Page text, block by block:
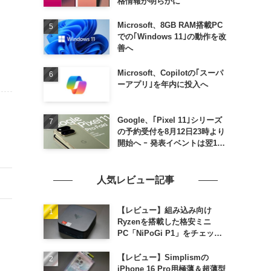
Microsoft、8GB RAM搭載PC
での｢Windows 11｣の動作を改
善へ
Microsoft、Copilotの｢スーパ
ーアプリ｣を年内に投入へ
Google、｢Pixel 11｣シリーズ
の予約受付を8月12日23時より
開始へ ｰ 発表イベントは翌13
人気レビュー記事
【レビュー】組み込み向け
Ryzenを搭載した格安ミニ
PC「NiPoGi P1」をチェック
高性能
【レビュー】Simplismの
iPhone 16 Pro用極薄＆超薄型